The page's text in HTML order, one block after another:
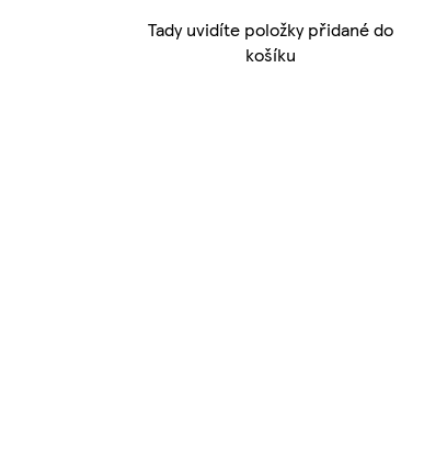
Tady uvidíte položky přidané do
košíku